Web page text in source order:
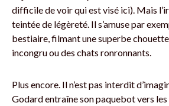
difficile de voir qui est visé ici). Mais
teintée de légèreté. Il s’amuse par
bestiaire, filmant une superbe
incongru ou des chats ronronnants.
Plus encore. Il n’est pas interdit
Godard entraîne son paquebot vers